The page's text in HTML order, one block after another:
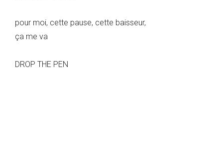
pour moi, cette pause, cette baisseur,
ça me va
DROP THE PEN